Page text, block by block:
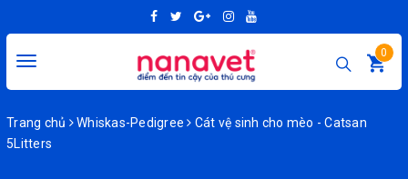
Toggle
0
Trang chủ Whiskas-Pedigree
Cát vệ sinh cho mèo - Catsan
5Litters